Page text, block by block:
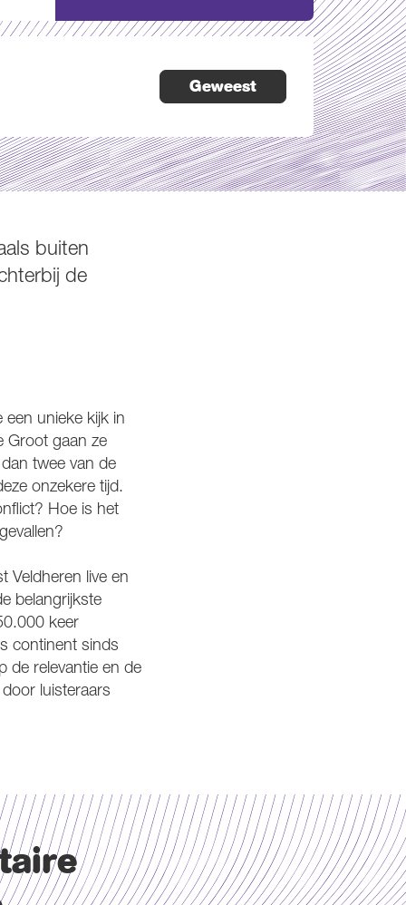
Geweest
buiten
de
een unieke kijk in
Groot gaan ze
twee van de
onzekere tijd.
Hoe is het
Veldheren live en
belangrijkste
keer
continent sinds
de relevantie en de
luisteraars